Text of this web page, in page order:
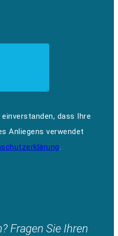
dass Ihre
Anliegens verwendet
.
Fragen Sie Ihren